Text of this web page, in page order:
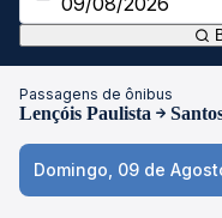
Passagens de ônibus
Lençóis Paulista
Domingo, 09 de